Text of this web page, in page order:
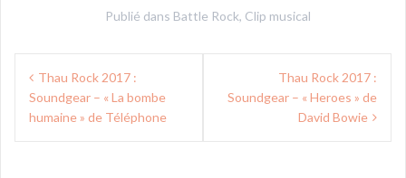
Publié dans Battle Rock, Clip musical
Navigation
de
l’article
Thau Rock 2017 :
Soundgear – « La bombe
humaine » de Téléphone
Thau Rock 2017 :
Soundgear – « Heroes » de
David Bowie